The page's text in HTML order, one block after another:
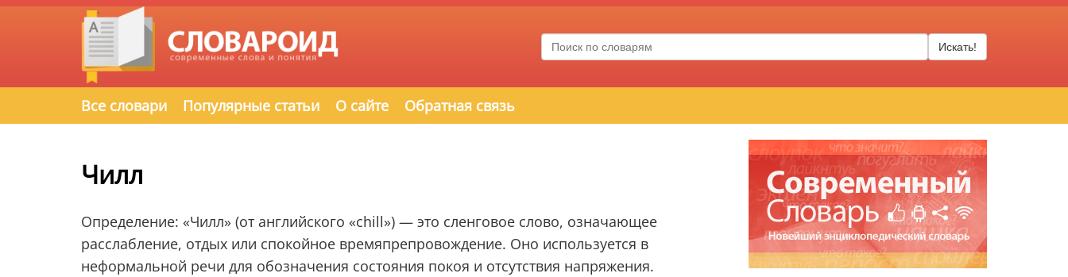
Искать!
Все словари Популярные статьи О сайте Обратная связь
Чилл
Определение: «Чилл» (от английского «chill») — это сленговое слово, означающее
расслабление, отдых или спокойное времяпрепровождение. Оно используется в
неформальной речи для обозначения состояния покоя и отсутствия напряжения.